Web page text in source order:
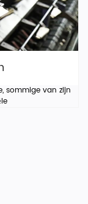
sommige van zijn